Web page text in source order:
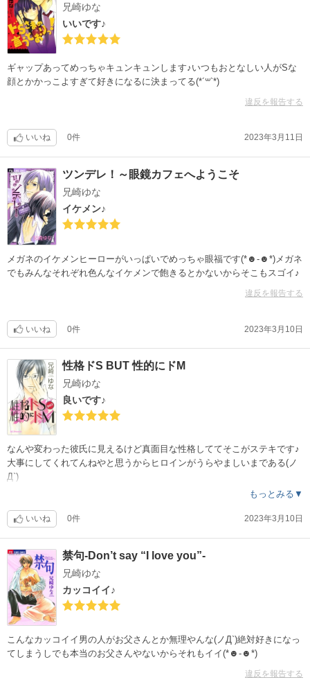
兄崎ゆな
いいです♪
ギャップあってめっちゃキュンキュンします♪いつもおとなしい人がSな
顔とかかっこよすぎて好きになるに決まってる(*´꒳`*)
違反を報告する
いいね 0件 2023年3月11日
ツンデレ！～眼鏡カフェへようこそ
兄崎ゆな
イケメン♪
メガネのイケメンヒーローがいっぱいでめっちゃ眼福です(*☻-☻*)メガネ
でもみんなそれぞれ色んなイケメンで飽きるとかないからそこもスゴイ♪
違反を報告する
いいね 0件 2023年3月10日
性格ドS BUT 性的にドM
兄崎ゆな
良いです♪
なんや変わった彼氏に見えるけど真面目な性格しててそこがステキです♪
大事にしてくれてんねやと思うからヒロインがうらやましいまである(ノ
Д`)
もっとみる▼
いいね 0件 2023年3月10日
禁句-Don’t say “I love you”-
兄崎ゆな
カッコイイ♪
こんなカッコイイ男の人がお父さんとか無理やんな(ノД`)絶対好きになっ
てしまうしでも本当のお父さんやないからそれもイイ(*☻-☻*)
違反を報告する